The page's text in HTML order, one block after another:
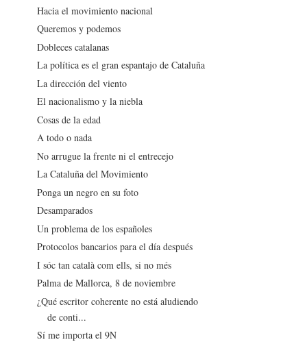
Hacia el movimiento nacional
Queremos y podemos
Dobleces catalanas
La política es el gran espantajo de Cataluña
La dirección del viento
El nacionalismo y la niebla
Cosas de la edad
A todo o nada
No arrugue la frente ni el entrecejo
La Cataluña del Movimiento
Ponga un negro en su foto
Desamparados
Un problema de los españoles
Protocolos bancarios para el día después
I sóc tan català com ells, si no més
Palma de Mallorca, 8 de noviembre
¿Qué escritor coherente no está aludiendo
de conti...
Sí me importa el 9N